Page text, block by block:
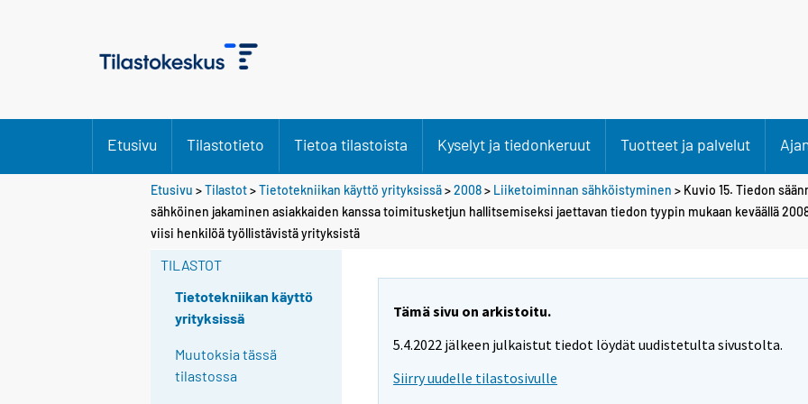
Etusivu Tilastotieto Tietoa tilastoista Kyselyt ja tiedonkeruut Tuotteet ja palvelut
Etusivu >Tilastot>Tietotekniikan käyttö yrityksissä>2008> Liiketoiminnan sähköistyminen > Kuvio 15. Tiedon
sähköinen jakaminen asiakkaiden kanssa toimitusketjun hallitsemiseksi jaettavan tiedon tyypin mukaan keväällä
viisi henkilöä työllistävistä yrityksistä
TILASTOT
Tietotekniikan käyttö
yrityksissä
Muutoksia tässä
tilastossa
Tämä sivu on arkistoitu.
5.4.2022 jälkeen julkaistut tiedot löydät uudistetulta sivustolta.
Siirry uudelle tilastosivulle